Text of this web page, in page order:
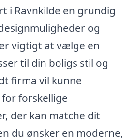
i Ravnkilde en grundig
og
vigtigt at vælge en
til din boligs stil og
firma vil kunne
forskellige
der kan matche dit
du ønsker en moderne,